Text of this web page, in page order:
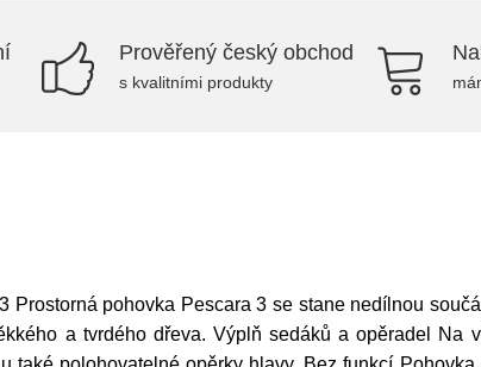
Prověřený český obchod
s kvalitními produkty
pohovka Pescara 3 se stane nedílnou
a tvrdého dřeva. Výplň sedáků a opěradel Na